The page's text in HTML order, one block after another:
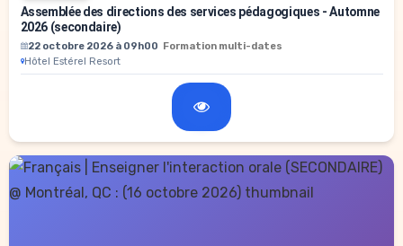
Assemblée des directions des services pédagogiques - Automne
2026 (secondaire)
22 octobre 2026 à 09h00 Formation multi-dates
Hôtel Estérel Resort